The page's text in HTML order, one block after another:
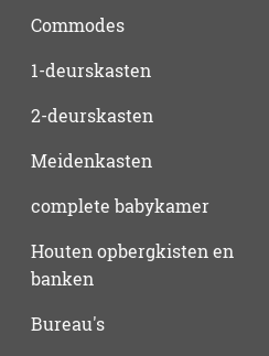
Commodes
1-deurskasten
2-deurskasten
Meidenkasten
complete babykamer
Houten opbergkisten en
banken
Bureau's